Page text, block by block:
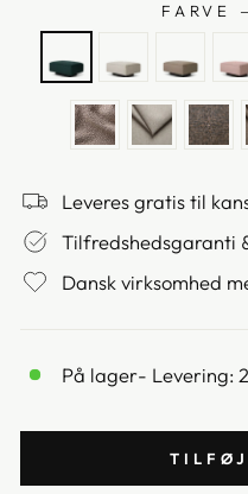
FARVE
Leveres gratis til
Tilfredshedsgaranti
Dansk virksomhed
På lager- Levering: